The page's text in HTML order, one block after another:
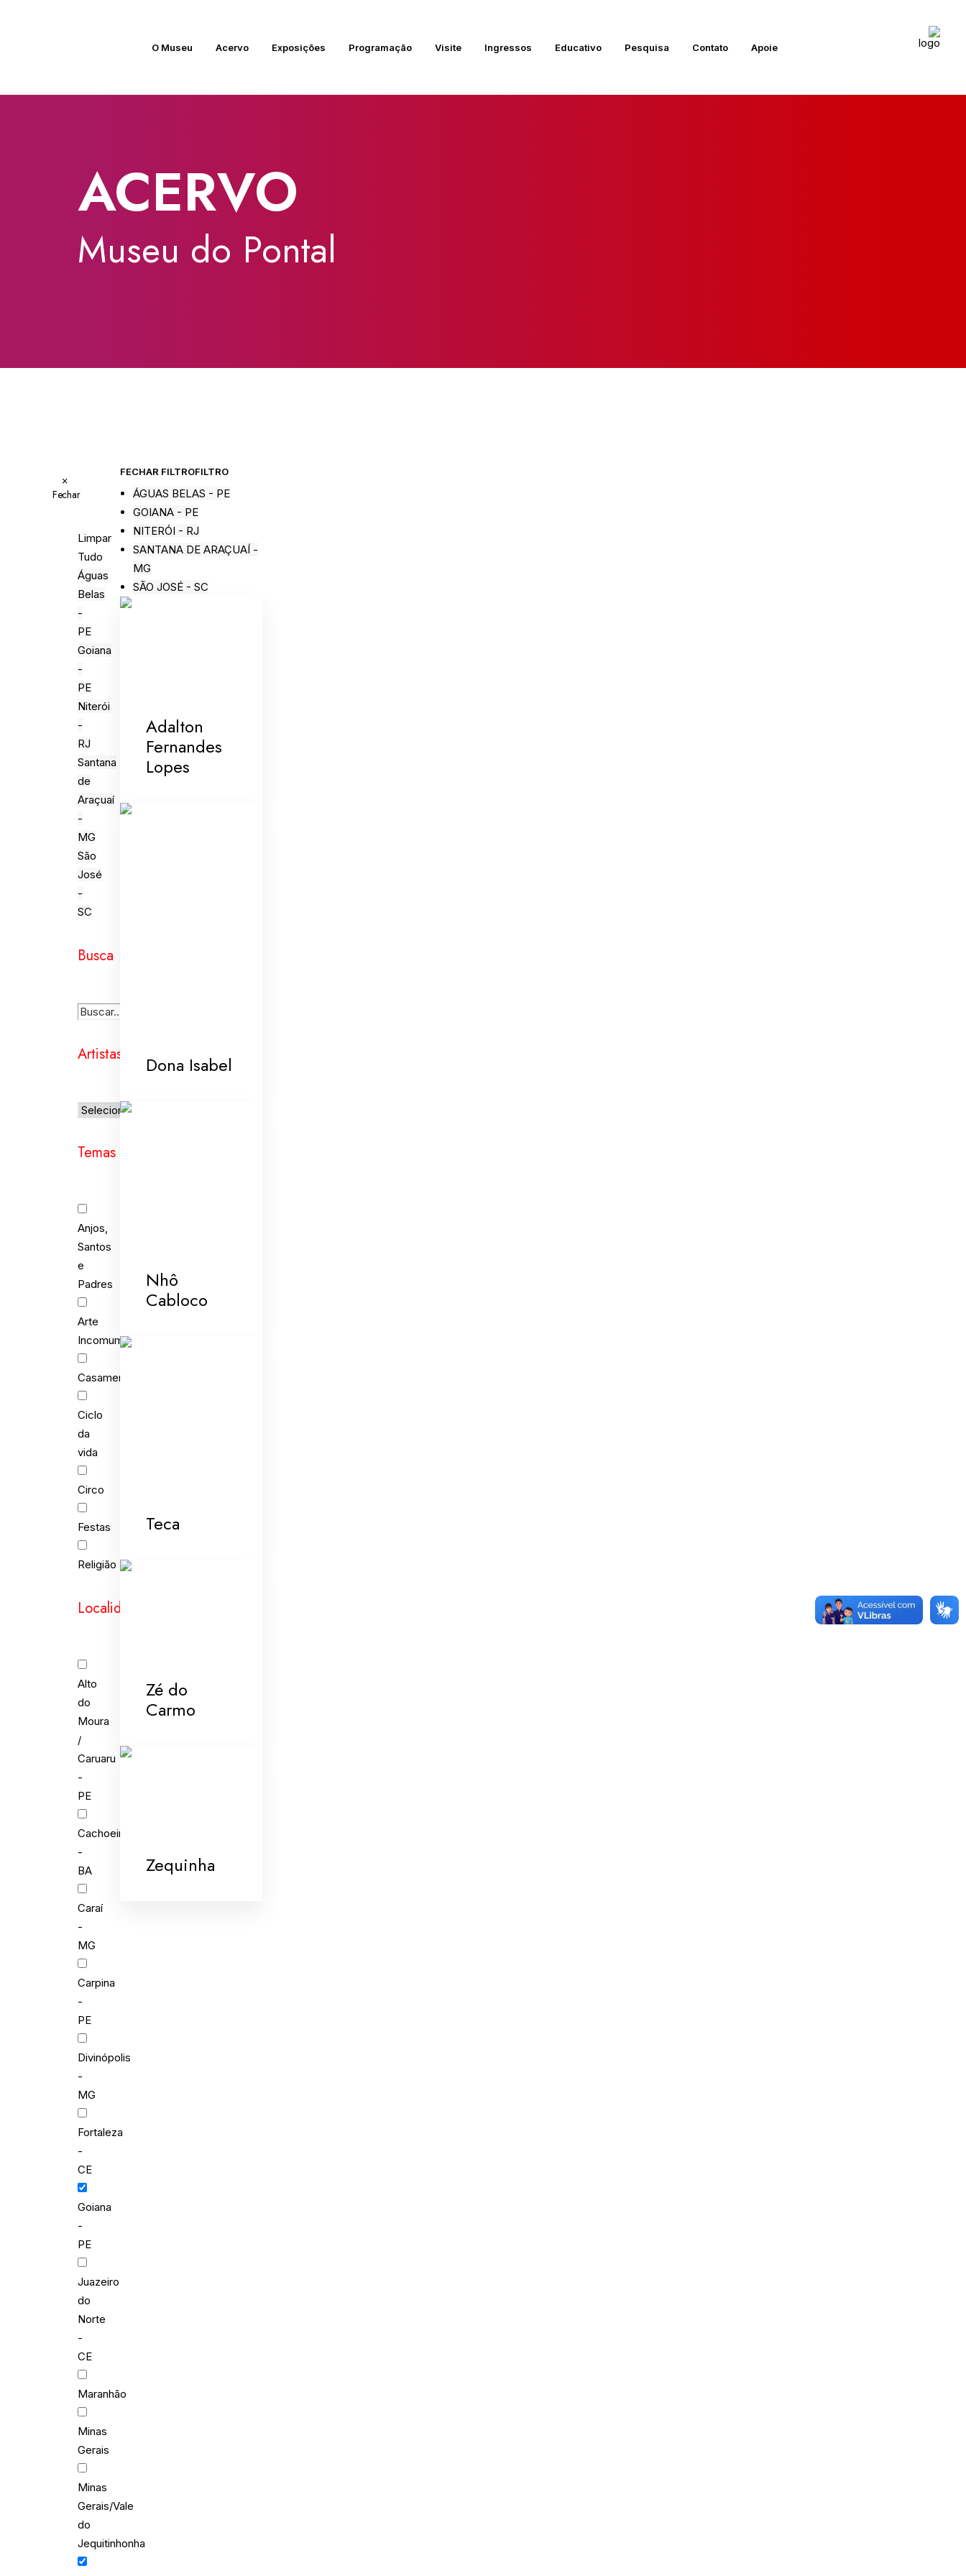
O Museu Acervo Exposições Programação Visite Ingressos Educativo Pesquisa Contato Apoie
ACERVO
Museu do Pontal
×
Fechar
Limpar
Tudo
Águas
Belas
-
PE
Goiana
-
PE
Niterói
-
RJ
Santana
de
Araçuaí
-
MG
São
José
-
SC
Busca
Artistas
Temas
Anjos,
Santos
e
Padres
Arte
Incomum
Casamento
Ciclo
da
vida
Circo
Festas
Religião
Localidades
Alto
do
Moura
/
Caruaru
-
PE
Cachoeira
-
BA
Caraí
-
MG
Carpina
-
PE
Divinópolis
-
MG
Fortaleza
-
CE
Goiana
-
PE
Juazeiro
do
Norte
-
CE
Maranhão
Minas
Gerais
Minas
Gerais/Vale
do
Jequitinhonha
FECHAR FILTROFILTRO
ÁGUAS BELAS - PE
GOIANA - PE
NITERÓI - RJ
SANTANA DE ARAÇUAÍ -
MG
SÃO JOSÉ - SC
Adalton
Fernandes
Lopes
Dona Isabel
Nhô
Cabloco
Teca
Zé do
Carmo
Zequinha